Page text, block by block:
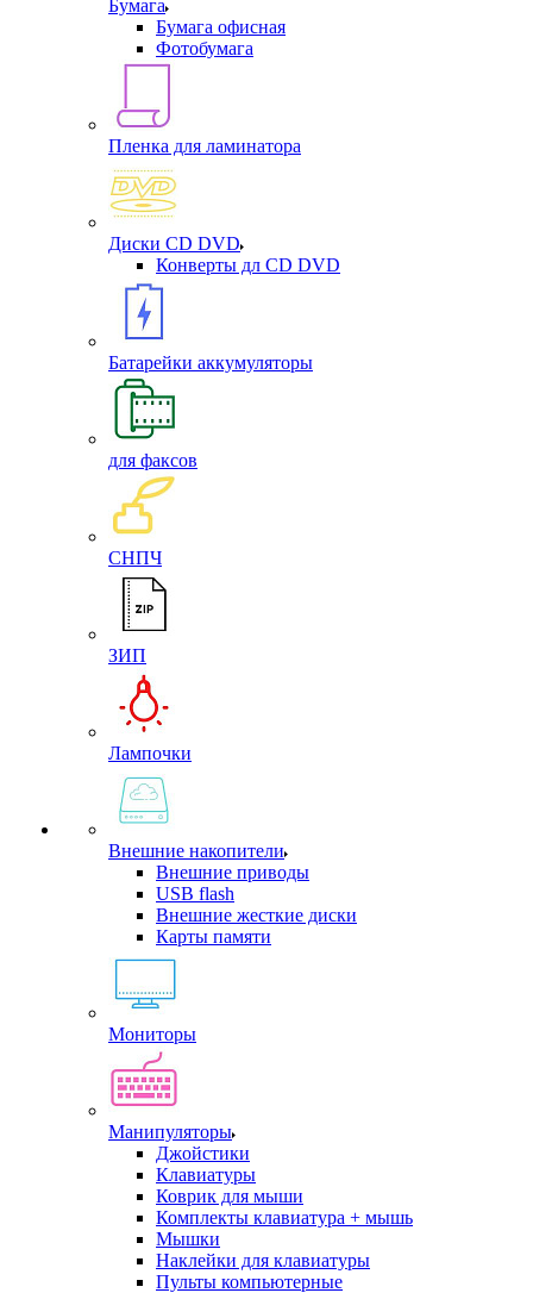
Бумага
Бумага офисная
Фотобумага
Пленка для ламинатора
Диски CD DVD
Конверты дл CD DVD
Батарейки аккумуляторы
для факсов
СНПЧ
ЗИП
Лампочки
Внешние накопители
Внешние приводы
USB flash
Внешние жесткие диски
Карты памяти
Мониторы
Манипуляторы
Джойстики
Клавиатуры
Коврик для мыши
Комплекты клавиатура + мышь
Мышки
Наклейки для клавиатуры
Пульты компьютерные